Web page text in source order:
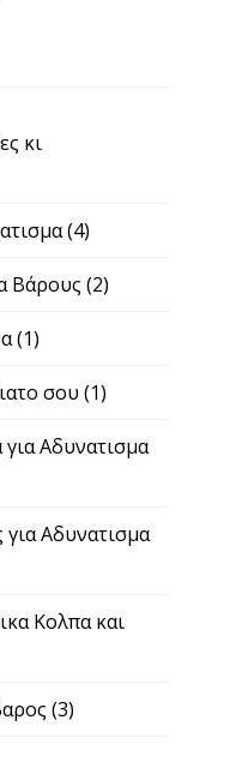
κι
(4)
Βάρους (2)
(1)
σου (1)
Αδυνατισμα
για Αδυνατισμα
Κολπα και
(3)